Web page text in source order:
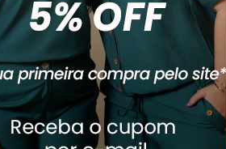
VESTIDO PLUS SIZE FEMININO ALFAIATARIA
MIDI NINA
R$ 309,90 R$ 144,90
Em até2x sem juros